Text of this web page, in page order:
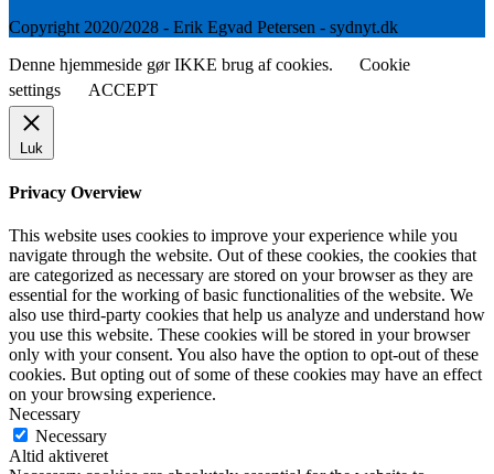
Copyright 2020/2028 - Erik Egvad Petersen - sydnyt.dk
Denne hjemmeside gør IKKE brug af cookies.
Cookie
settings
ACCEPT
Luk
Privacy Overview
This website uses cookies to improve your experience while you
navigate through the website. Out of these cookies, the cookies that
are categorized as necessary are stored on your browser as they are
essential for the working of basic functionalities of the website. We
also use third-party cookies that help us analyze and understand how
you use this website. These cookies will be stored in your browser
only with your consent. You also have the option to opt-out of these
cookies. But opting out of some of these cookies may have an effect
on your browsing experience.
Necessary
Necessary
Altid aktiveret